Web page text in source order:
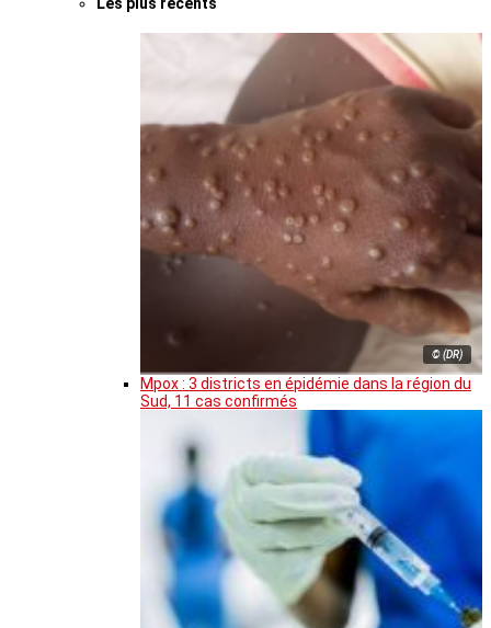
Les plus récents
© (DR)
Mpox : 3 districts en épidémie dans la région du
Sud, 11 cas confirmés